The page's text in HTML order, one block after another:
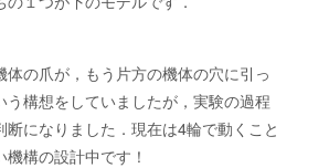
体の爪が，もう片方の機体の穴に引っ
う構想をしていましたが，実験の過程
断になりました．現在は4輪で動くこと
構の設計中です！